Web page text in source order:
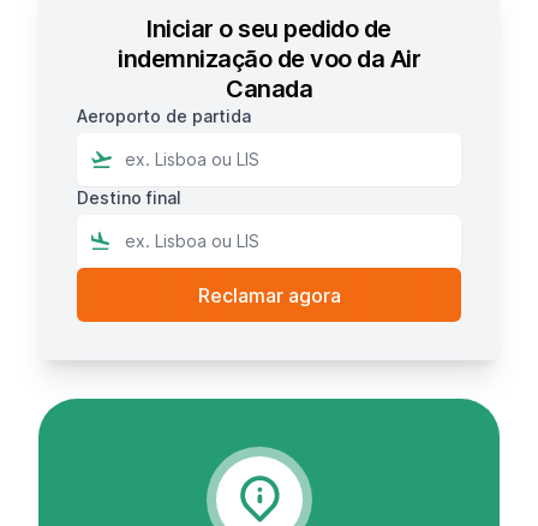
Iniciar o seu pedido de
indemnização de voo da Air
Canada
Aeroporto de partida
Destino final